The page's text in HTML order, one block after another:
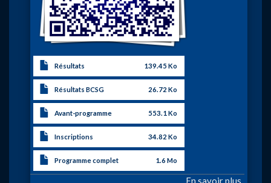
Résultats 139.45 Ko
Résultats BCSG 26.72 Ko
Avant-programme 553.1 Ko
Inscriptions 34.82 Ko
Programme complet 1.6 Mo
En savoir plus